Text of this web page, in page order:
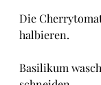
Die
halbieren.
Basilikum